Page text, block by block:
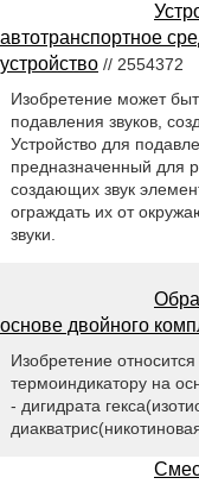
автотранспортное
устройство // 2554372
Изобретение может
подавления звуков,
Устройство для
предназначенный для
создающих звук
ограждать их от
звуки.
основе двойного
Изобретение
термоиндикатору на
- дигидрата